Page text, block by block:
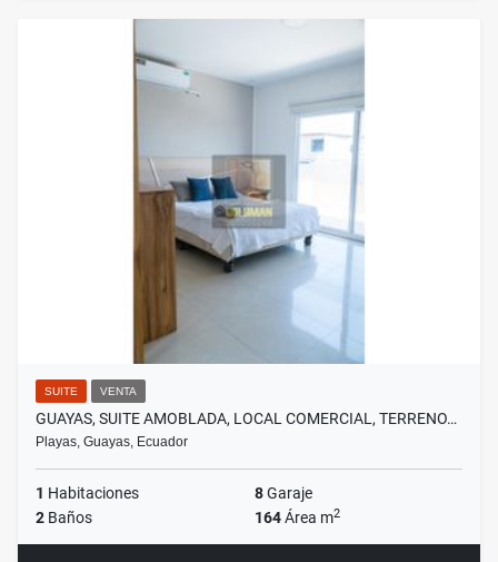
SUITE VENTA
GUAYAS, SUITE AMOBLADA, LOCAL COMERCIAL, TERRENO…
Playas, Guayas, Ecuador
1 Habitaciones 8Garaje
2 Baños 164Área m2